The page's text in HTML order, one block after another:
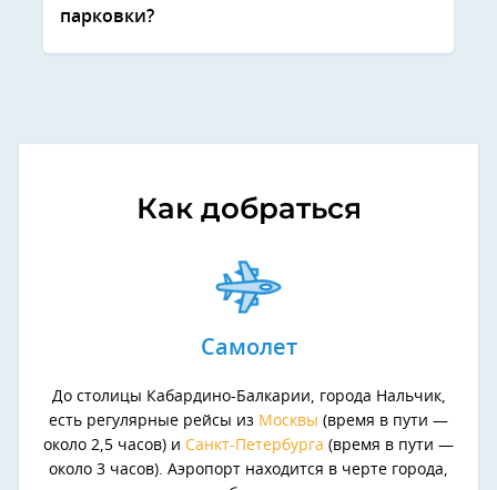
парковки?
Как добраться
Самолет
До столицы Кабардино-Балкарии, города Нальчик,
есть регулярные рейсы из Москвы (время в пути —
около 2,5 часов) и Санкт-Петербурга (время в пути —
около 3 часов). Аэропорт находится в черте города,